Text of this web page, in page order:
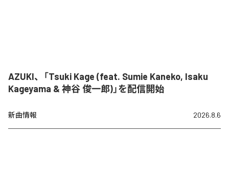
AZUKI、「Tsuki Kage (feat. Sumie Kaneko, Isaku
Kageyama & 神谷 俊一郎)」を配信開始
新曲情報 2026.8.6